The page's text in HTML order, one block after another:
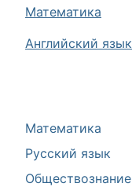
Математика
Русский язык
Обществознание
Математика
Английский язык